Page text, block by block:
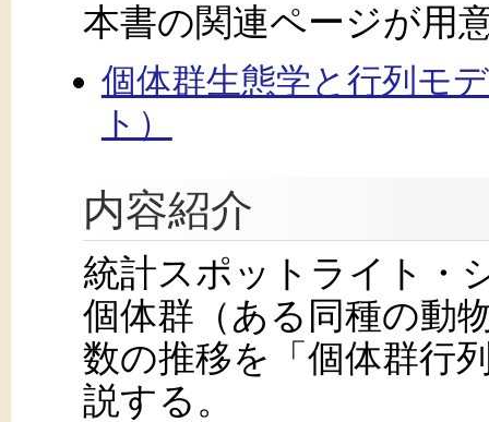
本書の関連ページが用
個体群生態学と行列モ
ト）
内容紹介
統計スポットライト・
個体群（ある同種の動
数の推移を「個体群行
説する。